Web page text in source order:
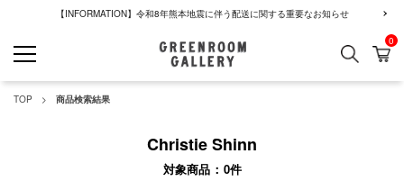
【INFORMATION】令和8年熊本地震に伴う配送に関する重要なお知らせ
検索 カ
0
TOP 商品検索結果
Christie Shinn
対象商品 0件